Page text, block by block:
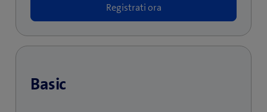
Registrati ora
Basic